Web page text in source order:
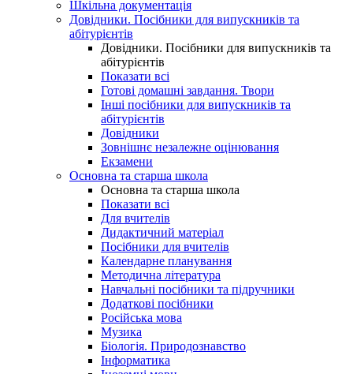
Шкільна документація
Довідники. Посібники для випускників та
абітурієнтів
Довідники. Посібники для випускників та
абітурієнтів
Показати всі
Готові домашні завдання. Твори
Інші посібники для випускників та
абітурієнтів
Довідники
Зовнішнє незалежне оцінювання
Екзамени
Основна та старша школа
Основна та старша школа
Показати всі
Для вчителів
Дидактичний матеріал
Посібники для вчителів
Календарне планування
Методична література
Навчальні посібники та підручники
Додаткові посібники
Російська мова
Музика
Біологія. Природознавство
Інформатика